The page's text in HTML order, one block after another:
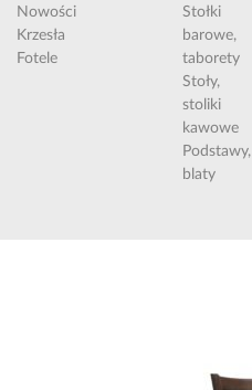
Kontakt
Sklep
Nowości
Krzesła
Fotele
Stołki
barowe,
taborety
Stoły,
stoliki
kawowe
Podstawy,
blaty